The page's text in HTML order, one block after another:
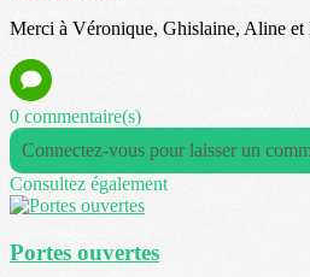
Merci à Véronique, Ghislaine, Aline et
0 commentaire(s)
Connectez-vous pour laisser un
Consultez également
Portes ouvertes